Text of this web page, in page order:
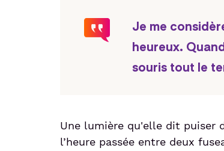
Je me
heureux.
souris tout le
Une lumière qu'elle dit puiser
l’heure passée entre deux